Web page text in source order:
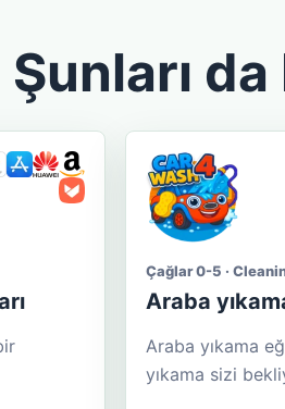
Şunları
Çağlar 0-5 ·
Araba
Araba yıkama
yıkama sizi